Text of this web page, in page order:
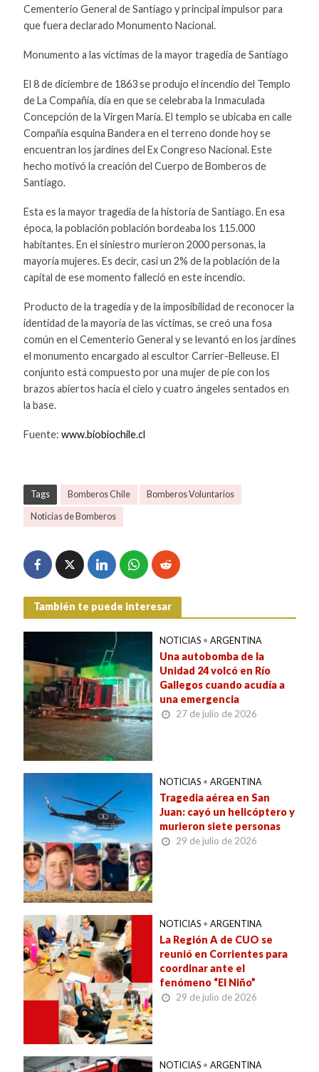
Cementerio General de Santiago y principal impulsor para
que fuera declarado Monumento Nacional.
Monumento a las víctimas de la mayor tragedia de Santiago​
El 8 de diciembre de 1863 se produjo el incendio del Templo
de La Compañía, día en que se celebraba la Inmaculada
Concepción de la Virgen María. El templo se ubicaba en calle
Compañía esquina Bandera en el terreno donde hoy se
encuentran los jardines del Ex Congreso Nacional. Este
hecho motivó la creación del Cuerpo de Bomberos de
Santiago.
Esta es la mayor tragedia de la historia de Santiago. En esa
época, la población población bordeaba los 115.000
habitantes. En el siniestro murieron 2000 personas, la
mayoría mujeres. Es decir, casi un 2% de la población de la
capital de ese momento falleció en este incendio.
Producto de la tragedia y de la imposibilidad de reconocer la
identidad de la mayoría de las víctimas, se creó una fosa
común en el Cementerio General y se levantó en los jardines
el monumento encargado al escultor Carrier-Belleuse. El
conjunto está compuesto por una mujer de pie con los
brazos abiertos hacia el cielo y cuatro ángeles sentados en
la base.
Fuente: www.biobiochile.cl
Tags Bomberos Chile Bomberos Voluntarios
Noticias de Bomberos
También te puede interesar
NOTICIAS • ARGENTINA
Una autobomba de la
Unidad 24 volcó en Río
Gallegos cuando acudía a
una emergencia
27 de julio de 2026
NOTICIAS • ARGENTINA
Tragedia aérea en San
Juan: cayó un helicóptero y
murieron siete personas
29 de julio de 2026
NOTICIAS • ARGENTINA
La Región A de CUO se
reunió en Corrientes para
coordinar ante el
fenómeno “El Niño”
29 de julio de 2026
NOTICIAS • ARGENTINA